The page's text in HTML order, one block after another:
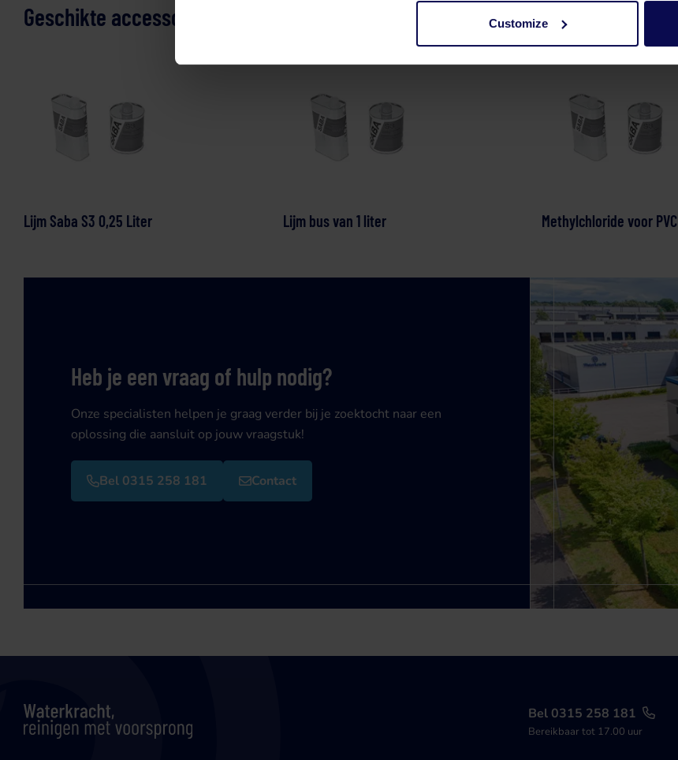
Customize
Geschikte accessoires
Lijm Saba S3 0,25 Liter Lijm bus van 1 liter Methylchloride voor PVC
Heb je een vraag of hulp nodig?
Onze specialisten helpen je graag verder bij je zoektocht naar een
oplossing die aansluit op jouw vraagstuk!
Bel 0315 258 181 Contact
Bel 0315 258 181
Bereikbaar tot 17.00 uur